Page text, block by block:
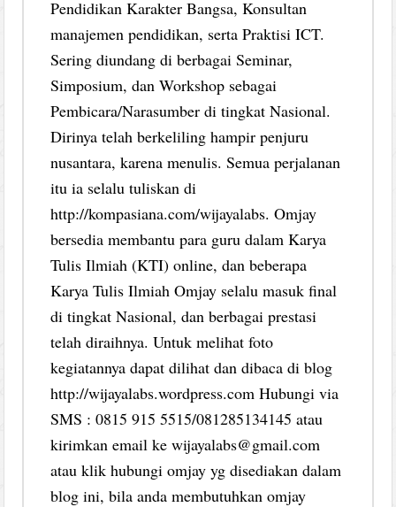
Pendidikan Karakter Bangsa, Konsultan
manajemen pendidikan, serta Praktisi ICT.
Sering diundang di berbagai Seminar,
Simposium, dan Workshop sebagai
Pembicara/Narasumber di tingkat Nasional.
Dirinya telah berkeliling hampir penjuru
nusantara, karena menulis. Semua perjalanan
itu ia selalu tuliskan di
http://kompasiana.com/wijayalabs. Omjay
bersedia membantu para guru dalam Karya
Tulis Ilmiah (KTI) online, dan beberapa
Karya Tulis Ilmiah Omjay selalu masuk final
di tingkat Nasional, dan berbagai prestasi
telah diraihnya. Untuk melihat foto
kegiatannya dapat dilihat dan dibaca di blog
http://wijayalabs.wordpress.com Hubungi via
SMS : 0815 915 5515/081285134145 atau
kirimkan email ke wijayalabs@gmail.com
atau klik hubungi omjay yg disediakan dalam
blog ini, bila anda membutuhkan omjay